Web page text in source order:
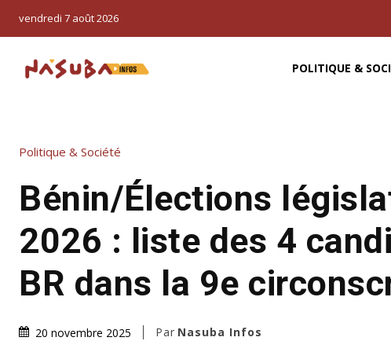
vendredi 7 août 2026
POLITIQUE &
Politique & Société
Bénin/Élections
2026 : liste des 4
BR dans la 9e
20 novembre 2025 Par Nasuba Infos